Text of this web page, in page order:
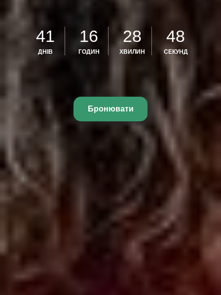
41
ДНІВ
16
ГОДИН
28
ХВИЛИН
46
СЕКУНД
Бронювати